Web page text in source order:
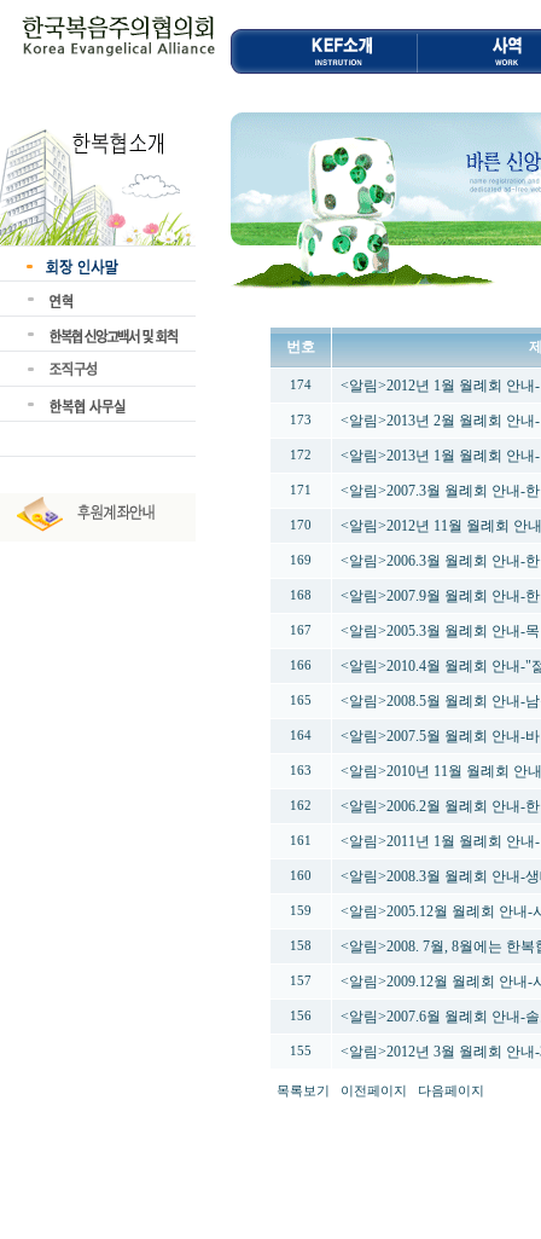
번호
174 <알림>2012년 1월 월례회 안
173 <알림>2013년 2월 월례회 안
172 <알림>2013년 1월 월례회 안내
171 <알림>2007.3월 월례회 안내-
170 <알림>2012년 11월 월례회 안
169 <알림>2006.3월 월례회 안내-
168 <알림>2007.9월 월례회 안내-
167 <알림>2005.3월 월례회 안내-
166 <알림>2010.4월 월례회 안내-"
165 <알림>2008.5월 월례회 안내-
164 <알림>2007.5월 월례회 안내-
163 <알림>2010년 11월 월례회 안
162 <알림>2006.2월 월례회 안내-
161 <알림>2011년 1월 월례회 안
160 <알림>2008.3월 월례회 안내-
159 <알림>2005.12월 월례회 안내-
158 <알림>2008. 7월, 8월에는 한
157 <알림>2009.12월 월례회 안내
156 <알림>2007.6월 월례회 안내-
155 <알림>2012년 3월 월례회 안
목록보기 이전페이지 다음페이지